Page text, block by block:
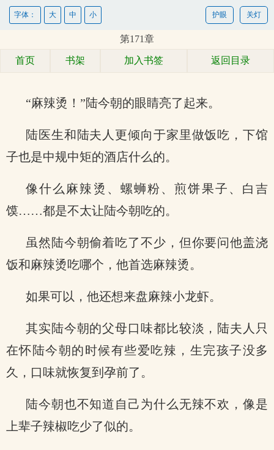
关灯
护眼
字体： 大 中 小
第171章
首页 书架 加入书签 返回目录
“麻辣烫！”陆今朝的眼睛亮了起来。
陆医生和陆夫人更倾向于家里做饭吃，下馆
子也是中规中矩的酒店什么的。
像什么麻辣烫、螺蛳粉、煎饼果子、白吉
馍……都是不太让陆今朝吃的。
虽然陆今朝偷着吃了不少，但你要问他盖浇
饭和麻辣烫吃哪个，他首选麻辣烫。
如果可以，他还想来盘麻辣小龙虾。
其实陆今朝的父母口味都比较淡，陆夫人只
在怀陆今朝的时候有些爱吃辣，生完孩子没多
久，口味就恢复到孕前了。
陆今朝也不知道自己为什么无辣不欢，像是
上辈子辣椒吃少了似的。